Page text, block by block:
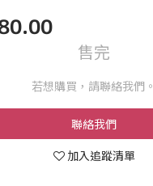
售完
若想購買，請聯絡我們。
聯絡我們
加入追蹤清單